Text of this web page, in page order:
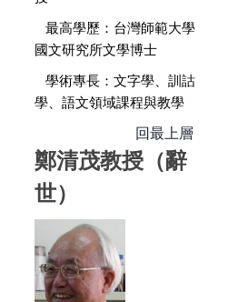
最高學歷：台灣師範大學
國文研究所文學博士
學術專長：文字學、訓詁
學、語文領域課程與教學
回最上層
鄭清茂教授（辭
世）